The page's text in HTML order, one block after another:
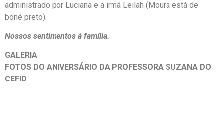
administrado por Luciana e a irmã Leilah (Moura está de
boné preto).
Nossos sentimentos à família.
GALERIA
FOTOS DO ANIVERSÁRIO DA PROFESSORA SUZANA DO
CEFID